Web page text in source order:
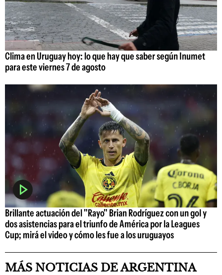
Clima en Uruguay hoy: lo que hay que saber según Inumet
para este viernes 7 de agosto
Brillante actuación del "Rayo" Brian Rodríguez con un gol y
dos asistencias para el triunfo de América por la Leagues
Cup; mirá el video y cómo les fue a los uruguayos
MÁS NOTICIAS DE ARGENTINA